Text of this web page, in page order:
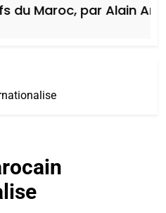
Maroc, par Alain Amiel